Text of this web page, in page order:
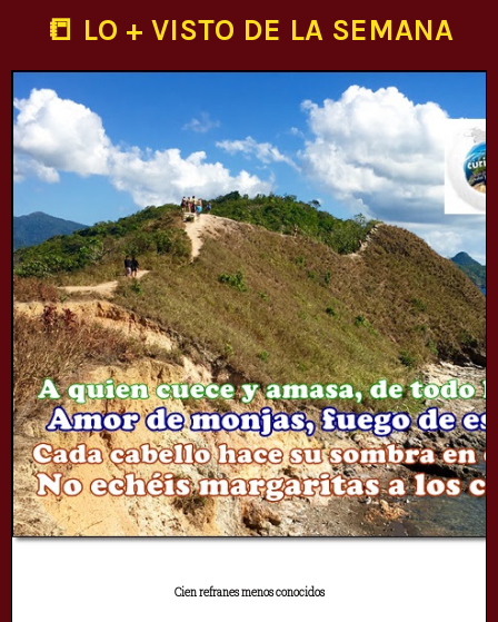
📒 LO + VISTO DE LA SEMANA
Cien refranes menos conocidos